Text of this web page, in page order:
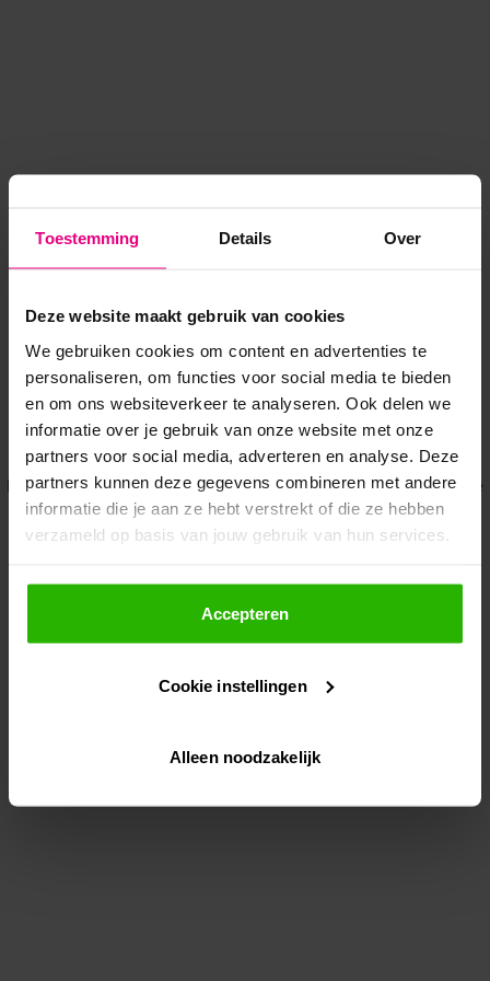
Toestemming Details Over
Deze website maakt gebruik van cookies
We gebruiken cookies om content en advertenties te
personaliseren, om functies voor social media te bieden
en om ons websiteverkeer te analyseren. Ook delen we
informatie over je gebruik van onze website met onze
partners voor social media, adverteren en analyse. Deze
partners kunnen deze gegevens combineren met andere
informatie die je aan ze hebt verstrekt of die ze hebben
verzameld op basis van jouw gebruik van hun services.
Als je op "Accepteer" klikt, dan geef je Voordeeluitjes.nl
toestemming om cookies voor social media en
gepersonaliseerde advertenties te plaatsen.
Lees hier meer over in onsprivacybeleid
Via "Cookie instellingen" kun je ook zelf instellen welke
Accepteren
Cookie instellingen
Alleen noodzakelijk
Application error: a client-side exception has occurred while
loadingwww.voordeeluitjes.nl (see the browser console for more
information).